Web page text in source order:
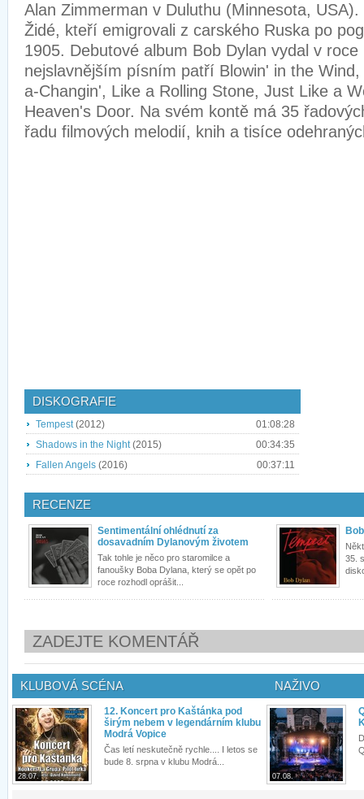
Alan Zimmerman v Duluthu (Minnesota,
Židé, kteří emigrovali z carského Ruska po
1905. Debutové album Bob Dylan vydal v roce
nejslavnějším písním patří Blowin' in the
a-Changin', Like a Rolling Stone, Just Like a
Heaven's Door. Na svém kontě má 35
řadu filmových melodií, knih a tisíce
DISKOGRAFIE
Tempest(2012)
01:08:28
Shadows in the Night(2015)
00:34:35
Fallen Angels (2016) 00:37:11
RECENZE
Sentimentální ohlédnutí za
dosavadním Dylanovým životem
Tak tohle je něco pro staromilce a
fanoušky Boba Dylana, který se opět po
roce rozhodl oprášit...
35.
ZADEJTE KOMENTÁŘ
KLUBOVÁ SCÉNA
28.07.
12. Koncert pro Kaštánka pod
širým nebem v legendárním klubu
Modrá Vopice
Čas letí neskutečně rychle.... I letos se
bude 8. srpna v klubu Modrá...
NAŽIVO
07.08.